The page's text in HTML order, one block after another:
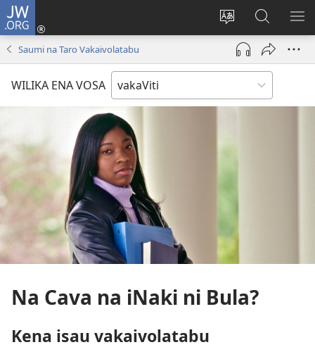
JW.ORG
Veisautaka
na
Vosa
Dolava
(opens
window)
Vaqara
ena
JW.ORG
Saumi na Taro Vakaivolatabu
WILIKA ENA VOSA
Na Cava na iNaki ni Bula?
Kena isau vakaivolatabu